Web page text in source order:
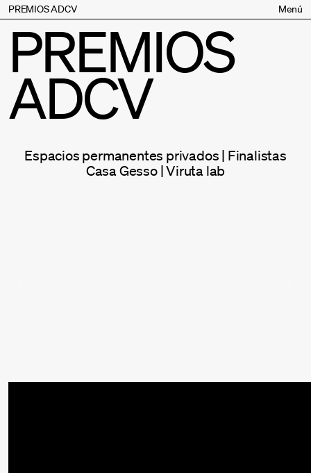
PREMIOS ADCV
Bases
Jurado
Inscripción
Palmarés
Premios especiales
Supporters
Contacto
Menú
PREMIOS
ADCV
Espacios permanentes privados | Finalistas
Casa Gesso | Viruta lab